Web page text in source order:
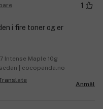
1
i fire toner og er
Intense Maple 10g
| cocopanda.no
Anmäl